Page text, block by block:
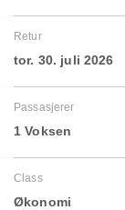
Retur
tor. 30. juli 2026
Passasjerer
1 Voksen
Class
Økonomi